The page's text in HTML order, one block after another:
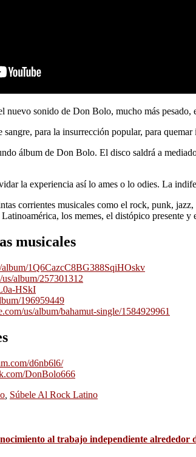
nuevo sonido de Don Bolo, mucho más
sangre, para la insurrección popular, para
álbum de Don Bolo. El disco saldrá a
la experiencia así lo ames o lo odies. La
corrientes musicales como el rock, punk,
los memes, el distópico presente y
musicales
album/1Q6CazcC8BG388SqiHOskv
album/257301312
HSkI
196959449
us/album/bahamut-single/1584929961
d6nb6l6/
DonBolo666
Súbele Al Rock Latino
al trabajo independiente alrededor